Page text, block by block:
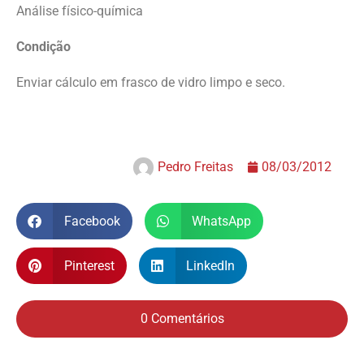
Análise físico-química
Condição
Enviar cálculo em frasco de vidro limpo e seco.
Pedro Freitas 08/03/2012
Facebook WhatsApp
Pinterest LinkedIn
0 Comentários